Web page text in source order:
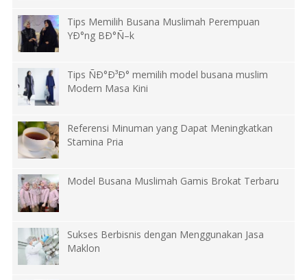
Tips Memilih Busana Muslimah Perempuan
YÐ°ng BÐ°Ñ–k
Tips ÑÐ°Ð³Ð° memilih model busana muslim
Modern Masa Kini
Referensi Minuman yang Dapat Meningkatkan
Stamina Pria
Model Busana Muslimah Gamis Brokat Terbaru
Sukses Berbisnis dengan Menggunakan Jasa
Maklon